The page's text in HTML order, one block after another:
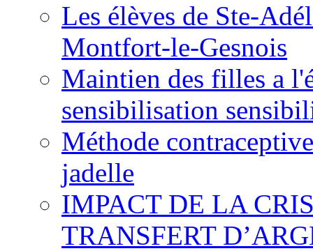
Les élèves de Ste-
Montfort-le-Gesnois
Maintien des filles a
sensibilisation
Méthode
jadelle
IMPACT DE LA
TRANSFERT